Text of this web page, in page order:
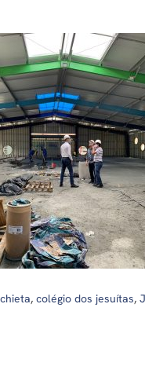
, colégio dos jesuítas,